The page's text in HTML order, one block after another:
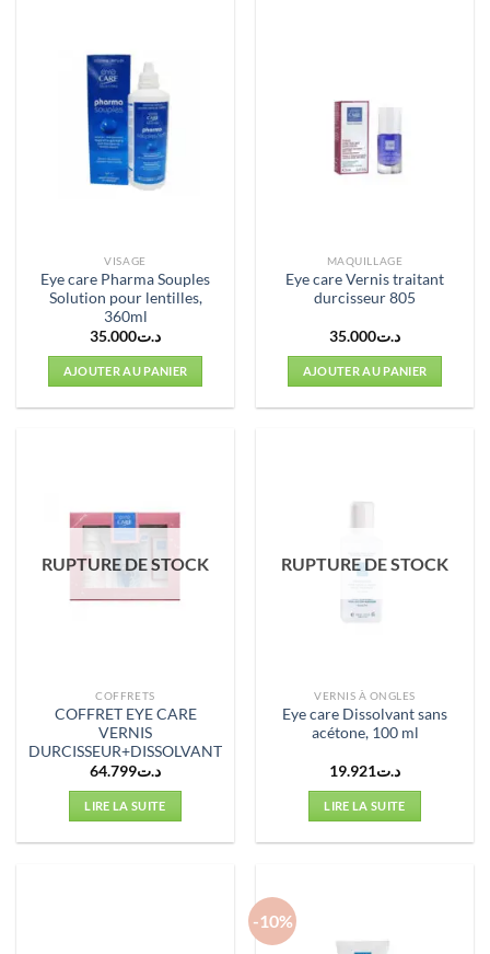
VISAGE
Eye care Pharma Souples
Solution pour lentilles,
360ml
د.ت35.000
AJOUTER AU PANIER
MAQUILLAGE
Eye care Vernis traitant
durcisseur 805
د.ت35.000
AJOUTER AU PANIER
RUPTURE DE STOCK
COFFRETS
COFFRET EYE CARE
VERNIS
DURCISSEUR+DISSOLVANT
د.ت64.799
LIRE LA SUITE
RUPTURE DE STOCK
VERNIS À ONGLES
Eye care Dissolvant sans
acétone, 100 ml
د.ت19.921
LIRE LA SUITE
-10%